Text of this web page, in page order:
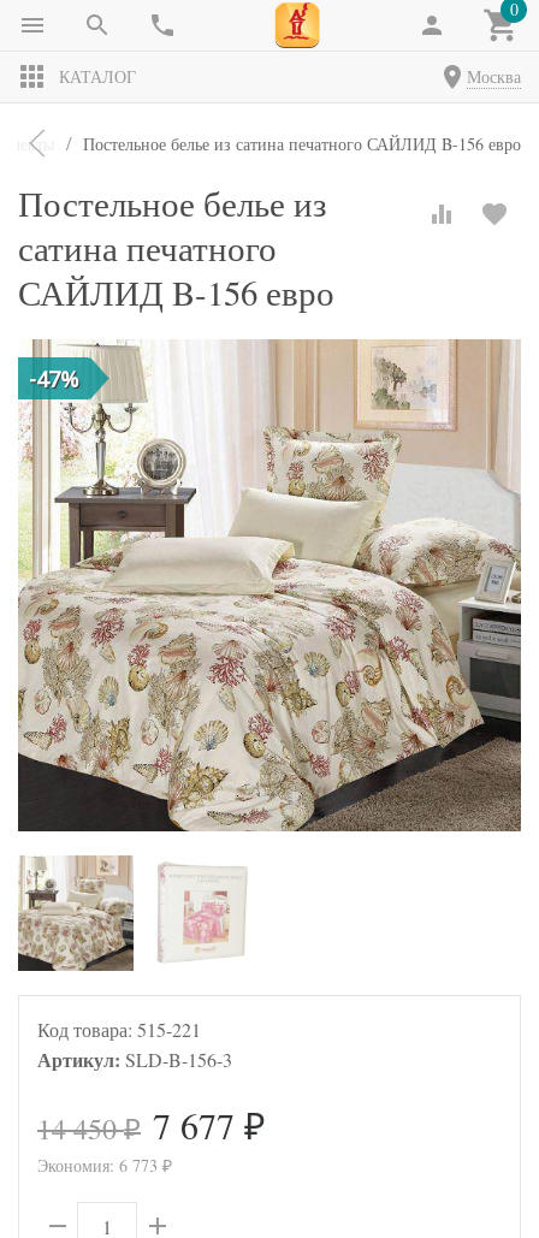
0
КАТАЛОГ Москва
Постельное белье из сатина печатного САЙЛИД B-156 евро
Постельное белье из
сатина печатного
САЙЛИД B-156 евро
-47%
Код товара: 515-221
Артикул: SLD-B-156-3
14 450₽ 7 677 ₽
Экономия: 6 773 ₽